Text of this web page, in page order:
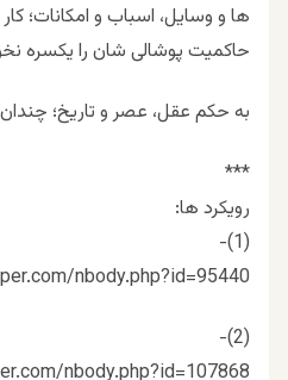
ها و وسایل، اسباب و امکانات؛
حاکمیت پوشالی شان را یکسره
به حکم عقل، عصر و تاریخ؛
***
رویکرد ها:
(1)-
nbody.php?id=95440
(2)-
nbody.php?id=107868